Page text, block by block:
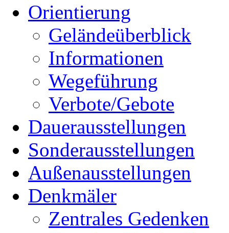
Orientierung
Geländeüberblick
Informationen
Wegeführung
Verbote/Gebote
Dauerausstellungen
Sonderausstellungen
Außenausstellungen
Denkmäler
Zentrales Gedenken